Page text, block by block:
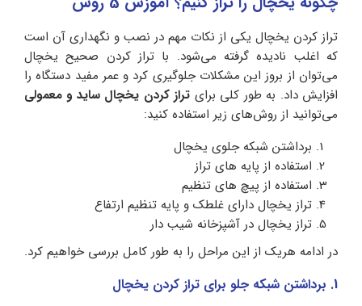
تراز کردن یخچال یکی از نکات مهم در نصب و نگهداری آن است
که اغلب نادیده گرفته می‌شود. با تراز کردن صحیح یخچال
می‌توان از بروز این مشکلات جلوگیری کرد و عمر مفید دستگاه را
افزایش داد. به طور کلی برای تراز کردن یخچال ساید و معمولی
می‌توانید از روش‌های زیر استفاده کنید:
برداشتن شبکه جلوی یخچال
استفاده از پایه های تراز
استفاده از پیچ‌ های تنظیم
تراز یخچال دارای غلطک و پایه تنظیم ارتفاع
تراز یخچال در آشپزخانه شیب دار
در ادامه هریک از این مراحل را به طور کامل بررسی خواهیم کرد.
1. برداشتن شبکه جلو برای تراز کردن یخچال